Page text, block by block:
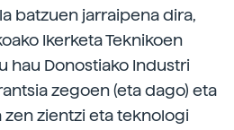
batzuen jarraipena dira,
Ikerketa Teknikoen
hau Donostiako Industri
zegoen (eta dago) eta
zen zientzi eta teknologi